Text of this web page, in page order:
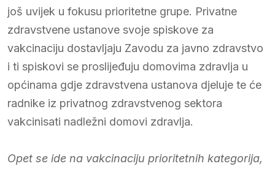
još uvijek u fokusu prioritetne grupe. Privatne
zdravstvene ustanove svoje spiskove za
vakcinaciju dostavljaju Zavodu za javno zdravstvo
i ti spiskovi se proslijeđuju domovima zdravlja u
općinama gdje zdravstvena ustanova djeluje te će
radnike iz privatnog zdravstvenog sektora
vakcinisati nadležni domovi zdravlja.
Opet se ide na vakcinaciju prioritetnih kategorija,